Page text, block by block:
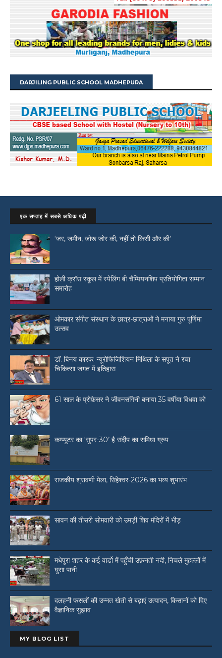
DARJILING PUBLIC SCHOOL MADHEPURA
एक सप्ताह में सबसे अधिक पढ़ी
‘जर, जमीन, जोरू जोर की, नहीं तो किसी और की’
होली क्रॉस स्कूल में स्पेलिंग बी चैम्पियनशिप प्रतियोगिता सम्मान
समारोह
ओमकार संगीत संस्थान के छात्र-छात्राओं ने मनाया गुरु पूर्णिमा
उत्सव
डॉ. बिनय कारक: न्यूरोफिजिशियन मिथिला के सपूत ने रचा
चिकित्सा जगत में इतिहास
61 साल के प्रोफ़ेसर ने जीवनसंगिनी बनाया 35 वर्षीया विधवा को
कम्प्यूटर का ‘सुपर-30’ है संदीप का समिधा ग्रुप
राजकीय श्रावणी मेला, सिंहेश्वर-2026 का भव्य शुभारंभ
सावन की तीसरी सोमवारी को उमड़ी शिव मंदिरों में भीड़
मधेपुरा शहर के कई वार्डो में पहुँची उफ़नती नदी, निचले मुहल्लों में
घुसा पानी
दलहनी फसलों की उन्नत खेती से बढ़ाएं उत्पादन, किसानों को दिए
वैज्ञानिक सुझाव
MY BLOG LIST